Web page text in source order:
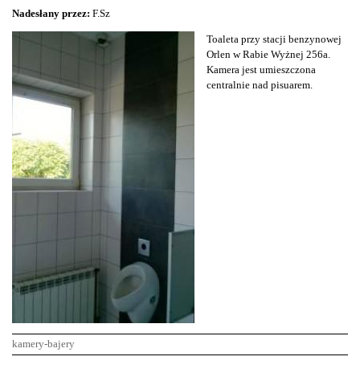
Nadesłany przez: F.Sz
Toaleta przy stacji benzynowej
Orlen w Rabie Wyżnej 256a.
Kamera jest umieszczona
centralnie nad pisuarem.
kamery-bajery